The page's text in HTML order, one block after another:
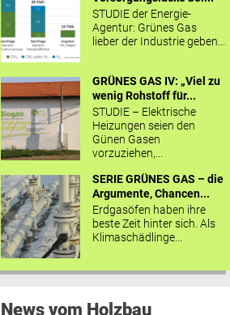
STUDIE der Energie-
Agentur: Grünes Gas
lieber der Industrie geben...
GRÜNES GAS IV: „Viel zu
wenig Rohstoff für...
STUDIE – Elektrische
Heizungen seien den
Günen Gasen
vorzuziehen,...
SERIE GRÜNES GAS – die
Argumente, Chancen...
Erdgasöfen haben ihre
beste Zeit hinter sich. Als
Klimaschädlinge...
News vom Holzbau